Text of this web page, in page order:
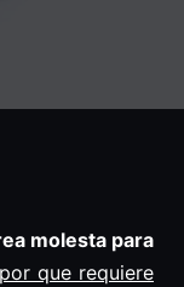
molesta para
que requiere